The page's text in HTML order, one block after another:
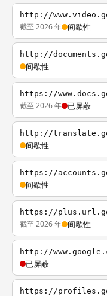
http://
截至 2026 年 间歇性
http://
间歇性
https://
截至 2026 年 已屏蔽
http://
间歇性
https://
间歇性
https://
截至 2026 年 间歇性
http://
已屏蔽
https://